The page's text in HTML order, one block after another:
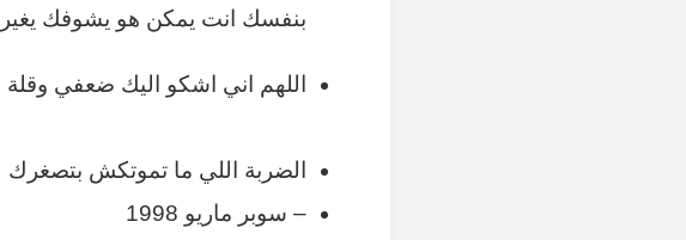
بنفسك انت يمكن هو يشوفك
اللهم اني اشكو اليك ضعفي وقلة
الضربة اللي ما تموتكش بتصغرك
– سوبر ماريو 1998